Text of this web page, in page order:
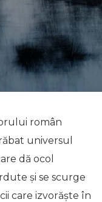
român
universul
dă ocol
şi se scurge
care izvorăşte în